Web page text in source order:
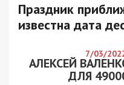
Праздник
известна дата
7/03/
АЛЕКСЕЙ
ДЛЯ